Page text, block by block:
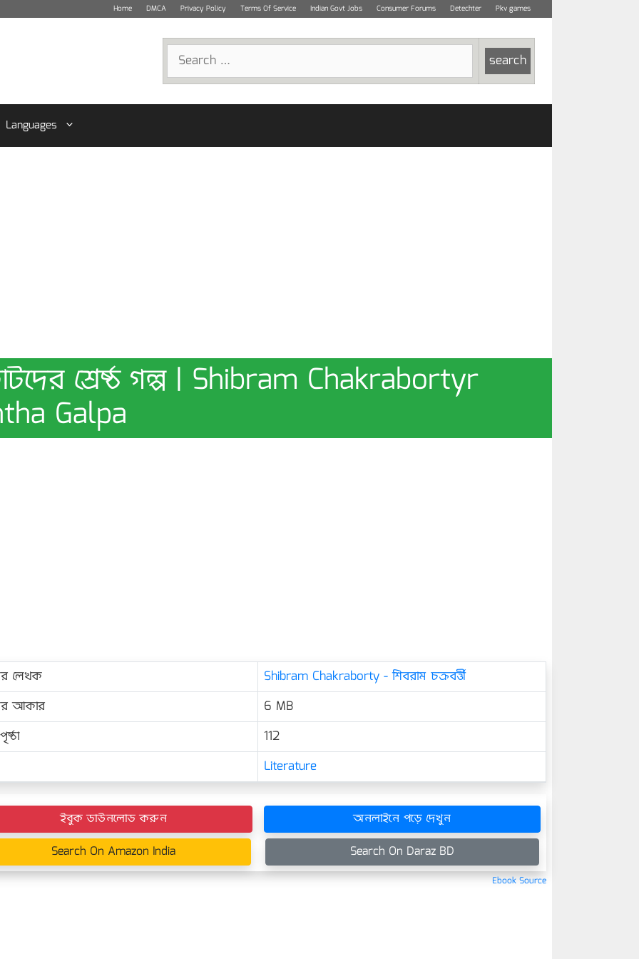
Home DMCA Privacy Policy Terms Of Service Indian Govt Jobs Consumer Forums Detechter Pkv games
Search
for:
Languages
শ্রেষ্ঠ গল্প | Shibram Chakrabortyr
Galpa
লেখক
Shibram Chakraborty - শিবরাম চক্রবর্ত্তী
আকার
6 MB
112
Literature
ইবুক ডাউনলোড করুন
অনলাইনে পড়ে দেখুন
Search On Amazon India
Search On Daraz BD
Ebook Source